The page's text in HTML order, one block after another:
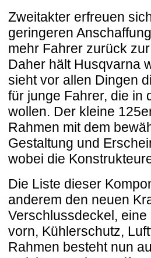
Zweitakter erfreuen
geringeren
mehr Fahrer zurück
Daher hält Husqvarna
sieht vor allen Dingen
für junge Fahrer, die in
wollen. Der kleine
Rahmen mit dem
Gestaltung und
wobei die
Die Liste dieser
anderem den neuen
Verschlussdeckel,
vorn, Kühlerschutz,
Rahmen besteht nun